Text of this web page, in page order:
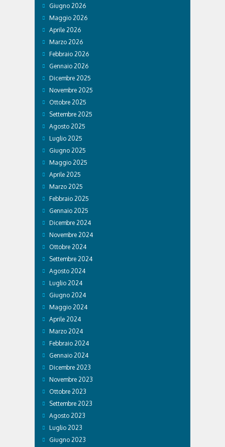
Giugno 2026
Maggio 2026
Aprile 2026
Marzo 2026
Febbraio 2026
Gennaio 2026
Dicembre 2025
Novembre 2025
Ottobre 2025
Settembre 2025
Agosto 2025
Luglio 2025
Giugno 2025
Maggio 2025
Aprile 2025
Marzo 2025
Febbraio 2025
Gennaio 2025
Dicembre 2024
Novembre 2024
Ottobre 2024
Settembre 2024
Agosto 2024
Luglio 2024
Giugno 2024
Maggio 2024
Aprile 2024
Marzo 2024
Febbraio 2024
Gennaio 2024
Dicembre 2023
Novembre 2023
Ottobre 2023
Settembre 2023
Agosto 2023
Luglio 2023
Giugno 2023